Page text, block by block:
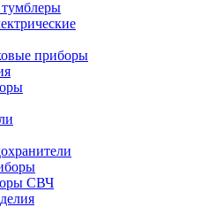
приборы
СВЧ